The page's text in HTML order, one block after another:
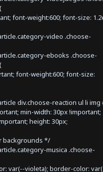
font-weight:600; font-size:
video .choose-
ebooks .choose-
font-weight:600; font-size:
div.choose-reaction ul li img
min-width: 30px !important;
height: 30px;
backgrounds */
musica .choose-
var(--violeta); border-color: